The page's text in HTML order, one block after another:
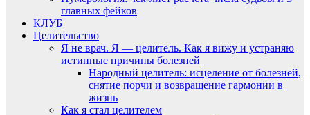
главных фейков
КЛУБ
Целительство
Я не врач. Я — целитель. Как я вижу и устраняю
истинные причины болезней
Народный целитель: исцеление от болезней,
снятие порчи и возвращение гармонии в
жизнь
Как я стал целителем